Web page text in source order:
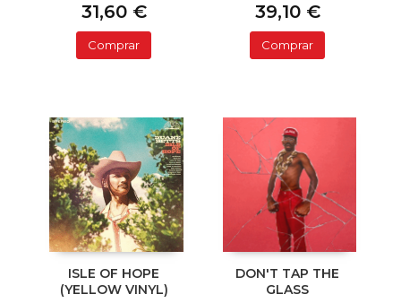
31,60 €
Comprar
39,10 €
Comprar
ISLE OF HOPE
(YELLOW VINYL)
DON'T TAP THE
GLASS